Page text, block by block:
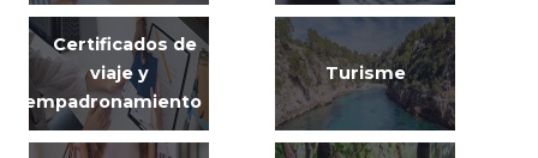
Certificados de
viaje y
empadronamiento
Turisme